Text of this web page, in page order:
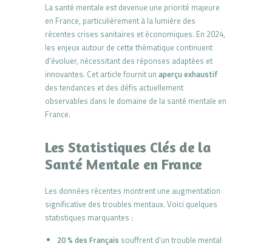
La santé mentale est devenue une priorité majeure
en France, particulièrement à la lumière des
récentes crises sanitaires et économiques. En 2024,
les enjeux autour de cette thématique continuent
d’évoluer, nécessitant des réponses adaptées et
innovantes. Cet article fournit un aperçu exhaustif
des tendances et des défis actuellement
observables dans le domaine de la santé mentale en
France.
Les Statistiques Clés de la
Santé Mentale en France
Les données récentes montrent une augmentation
significative des troubles mentaux. Voici quelques
statistiques marquantes :
20 % des Français souffrent d’un trouble mental